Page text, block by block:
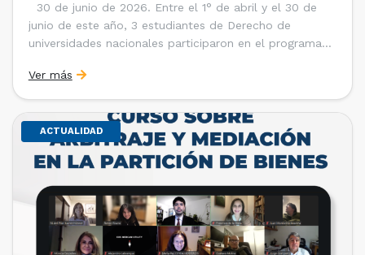
30 de junio de 2026. Entre el 1° de abril y el 30 de
junio de este año, 3 estudiantes de Derecho de
universidades nacionales participaron en el programa
de la Cámara de Comercio de Santiago (CCS). Así, se
realizaron […]
Ver más
ACTUALIDAD